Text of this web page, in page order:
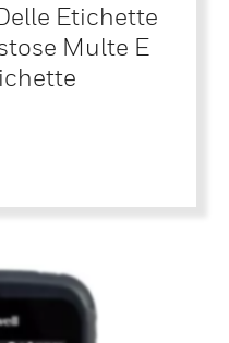
Etichette
Multe E